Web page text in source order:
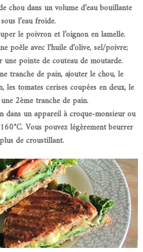
chou dans un volume d’eau bouillante
l’eau froide.
le poivron et l’oignon en lamelle.
poêle avec l’huile d’olive, sel/poivre;
une pointe de couteau de moutarde.
tranche de pain, ajouter le chou, le
tomates cerises coupées en deux, le
2ème tranche de pain.
un appareil à croque-monsieur ou
Vous pouvez légèrement beurrer
de croustillant.